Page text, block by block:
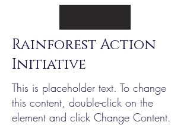
Rainforest Action
Initiative
This is placeholder text. To change
this content, double-click on the
element and click Change Content.